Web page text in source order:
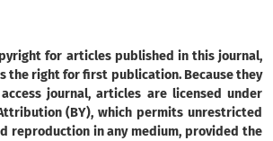
for articles published in this journal,
the right for first publication. Because they
journal, articles are licensed under
(BY), which permits unrestricted
reproduction in any medium, provided the